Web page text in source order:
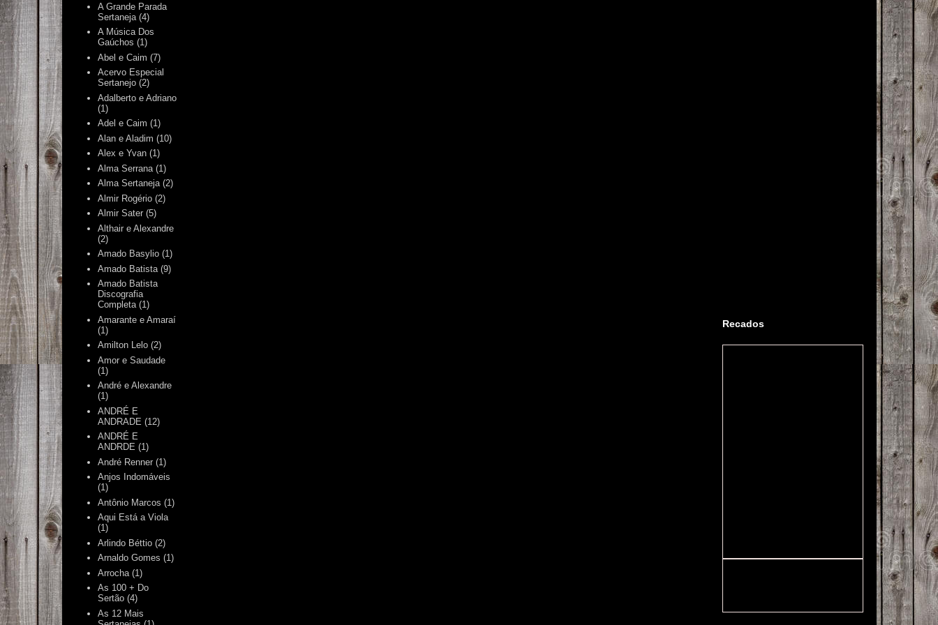
A Grande Parada
Sertaneja (4)
A Música Dos
Gaúchos (1)
Abel e Caim (7)
Acervo Especial
Sertanejo (2)
Adalberto e Adriano
(1)
Adel e Caim (1)
Alan e Aladim (10)
Alex e Yvan (1)
Alma Serrana (1)
Alma Sertaneja (2)
Almir Rogério (2)
Almir Sater (5)
Althair e Alexandre
(2)
Amado Basylio (1)
Amado Batista (9)
Amado Batista
Discografia
Completa (1)
Amarante e Amaraí
(1)
Amilton Lelo (2)
Amor e Saudade
(1)
André e Alexandre
(1)
ANDRÉ E
ANDRADE (12)
ANDRÉ E
ANDRDE (1)
André Renner (1)
Anjos Indomáveis
(1)
Antônio Marcos (1)
Aqui Está a Viola
(1)
Arlindo Béttio (2)
Arnaldo Gomes (1)
Arrocha (1)
As 100 + Do
Sertão (4)
As 12 Mais
Recados